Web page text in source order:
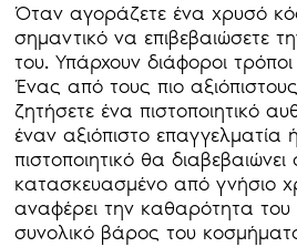
Όταν αγοράζετε ένα χρυσό
σημαντικό να επιβεβαιώσετε
του. Υπάρχουν διάφοροι
Ένας από τους πιο
ζητήσετε ένα πιστοποιητικό
έναν αξιόπιστο επαγγελματία
πιστοποιητικό θα
κατασκευασμένο από γνήσιο
αναφέρει την καθαρότητα του
συνολικό βάρος του